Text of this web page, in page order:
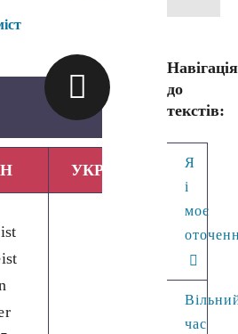
УКРАЇНСЬКА МОВА
Навігація
до
текстів:
Я
і
моє
час